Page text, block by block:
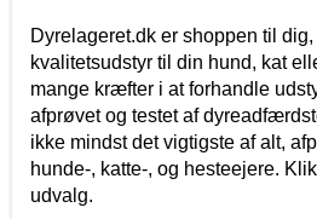
Dyrelageret.dk er shoppen til
kvalitetsudstyr til din hund, kat
mange kræfter i at forhandle
afprøvet og testet af
ikke mindst det vigtigste af alt,
hunde-, katte-, og hesteejere.
udvalg.